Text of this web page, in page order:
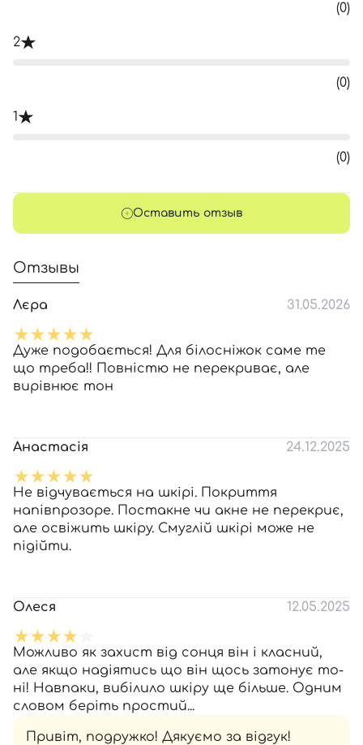
(0)
2
(0)
1
(0)
Оставить отзыв
Отзывы
Лєра 31.05.2026
Дуже подобається! Для білосніжок саме те
що треба!! Повністю не перекриває, але
вирівнює тон
Анастасія 24.12.2025
Не відчувається на шкірі. Покриття
напівпрозоре. Постакне чи акне не перекриє,
але освіжить шкіру. Смуглій шкірі може не
підійти.
Олеся 12.05.2025
Можливо як захист від сонця він і класний,
але якщо надіятись що він щось затонує то-
ні! Навпаки, вибілило шкіру ще більше. Одним
словом беріть простий...
Привіт, подружко! Дякуємо за відгук!